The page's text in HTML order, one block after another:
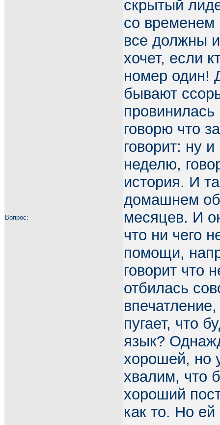
Вопрос:
скрытый
со временем
все должны
хочет, если
номер один!
бывают
говорю что
говорит: ну
неделю,
история. И
домашнем
месяцев. И
что ни чего
помощи,
говорит что
отбилась
пугает, что
язык?
хорошей, но
хвалим, что
хороший
как то. Но